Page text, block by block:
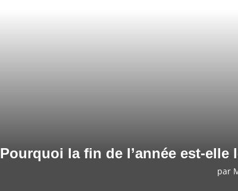
Pourquoi la fin de l’année est-
par